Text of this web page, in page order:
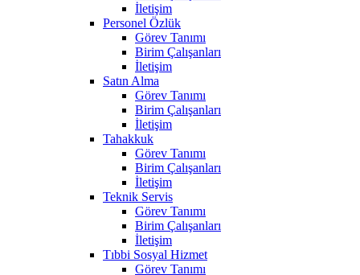
İletişim
Personel Özlük
Görev Tanımı
Birim Çalışanları
İletişim
Satın Alma
Görev Tanımı
Birim Çalışanları
İletişim
Tahakkuk
Görev Tanımı
Birim Çalışanları
İletişim
Teknik Servis
Görev Tanımı
Birim Çalışanları
İletişim
Tıbbi Sosyal Hizmet
Görev Tanımı